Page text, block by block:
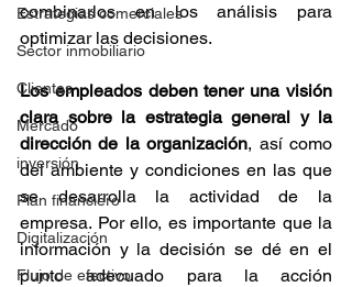
Estrategias comerciales
Sector inmobiliario
Clientes
Mercado
inversión
Plan financiero
Digitalización
Flujo de efectivo
combinarlos en los análisis para
optimizar las decisiones.
Los empleados deben tener una visión
clara sobre la estrategia general y la
dirección de la organización, así como
del ambiente y condiciones en las que
se desarrolla la actividad de la
empresa. Por ello, es importante que la
información y la decisión se dé en el
punto adecuado para la acción